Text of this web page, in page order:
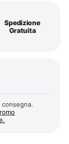
Spedizione
Gratuita